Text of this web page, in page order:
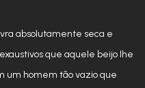
absolutamente seca e
que aquele beijo lhe
um homem tão vazio que